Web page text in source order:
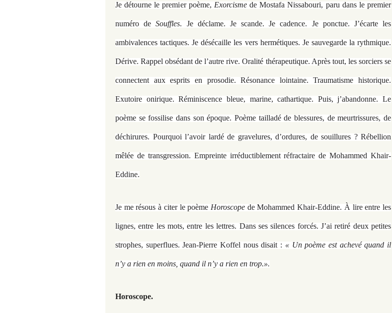
Je détourne le premier poème, Exorcismede Mostafa Nissabouri, paru dans le premier
numéro deSouffles. Je déclame. Je scande. Je cadence. Je ponctue. J’écarte les
ambivalences tactiques. Je désécaille les vers hermétiques. Je sauvegarde la rythmique.
Dérive. Rappel obsédant de l’autre rive. Oralité thérapeutique. Après tout, les sorciers se
connectent aux esprits en prosodie. Résonance lointaine. Traumatisme historique.
Exutoire onirique. Réminiscence bleue, marine, cathartique. Puis, j’abandonne. Le
poème se fossilise dans son époque. Poème tailladé de blessures, de meurtrissures, de
déchirures. Pourquoi l’avoir lardé de gravelures, d’ordures, de souillures ? Rébellion
mêlée de transgression. Empreinte irréductiblement réfractaire de Mohammed Khair-
Eddine.
Je me résous à citer le poème Horoscope de Mohammed Khair-Eddine. À lire entre les
lignes, entre les mots, entre les lettres. Dans ses silences forcés. J’ai retiré deux petites
strophes, superflues. Jean-Pierre Koffel nous disait : « Un poème est achevé quand il
n’y a rien en moins, quand il n’y a rien en trop.».
Horoscope.